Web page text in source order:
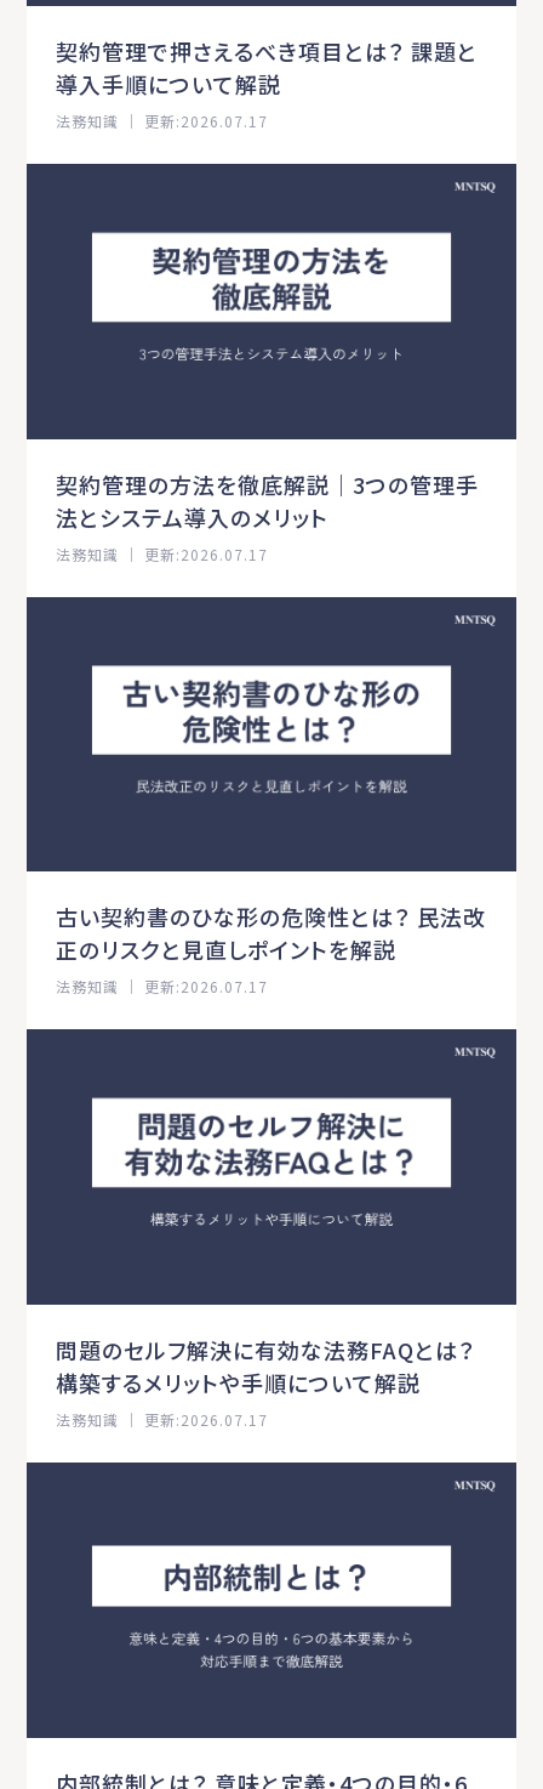
契約管理で押さえるべき項目とは？ 課題と
導入手順について解説
法務知識 ｜ 更新:2026.07.17
契約管理の方法を徹底解説｜3つの管理手
法とシステム導入のメリット
法務知識 ｜ 更新:2026.07.17
古い契約書のひな形の危険性とは？ 民法改
正のリスクと見直しポイントを解説
法務知識 ｜ 更新:2026.07.17
問題のセルフ解決に有効な法務FAQとは？
構築するメリットや手順について解説
法務知識 ｜ 更新:2026.07.17